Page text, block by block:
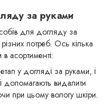
за руками
для догляду за
потреб. Ось кілька
в асортименті:
у догляді за руками, і
допомагають видалити
при цьому вологу шкіри.